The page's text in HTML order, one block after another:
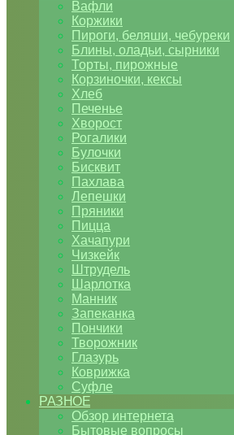
Вафли
Коржики
Пироги, беляши, чебуреки
Блины, оладьи, сырники
Торты, пирожные
Корзиночки, кексы
Хлеб
Печенье
Хворост
Рогалики
Булочки
Бисквит
Пахлава
Лепешки
Пряники
Пицца
Хачапури
Чизкейк
Штрудель
Шарлотка
Манник
Запеканка
Пончики
Творожник
Глазурь
Коврижка
Суфле
РАЗНОЕ
Обзор интернета
Бытовые вопросы